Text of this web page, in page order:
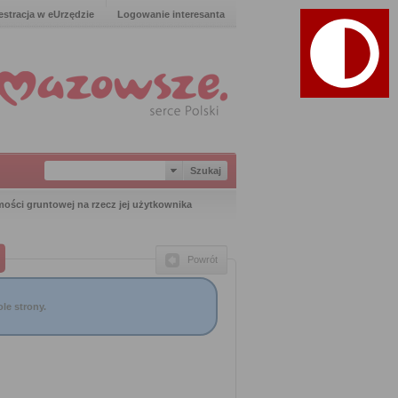
w eUrzędzie Logowanie interesanta
gruntowej na rzecz jej użytkownika
Powrót
strony.